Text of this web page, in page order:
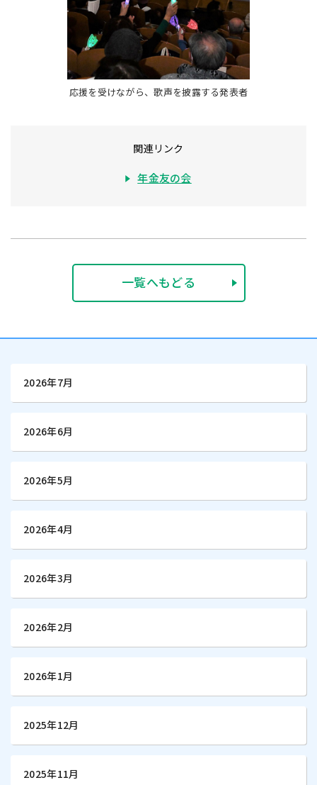
応援を受けながら、歌声を披露する発表者
関連リンク
年金友の会
一覧へもどる
2026年7月
2026年6月
2026年5月
2026年4月
2026年3月
2026年2月
2026年1月
2025年12月
2025年11月